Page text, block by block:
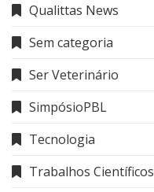
Qualittas News
Sem categoria
Ser Veterinário
SimpósioPBL
Tecnologia
Trabalhos Científicos